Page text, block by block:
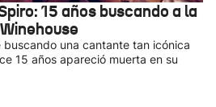
15 años buscando a la
una cantante tan icónica
15 años apareció muerta en su